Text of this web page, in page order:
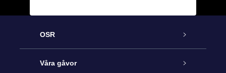
OSR
Kundtjänst
Våra gåvor